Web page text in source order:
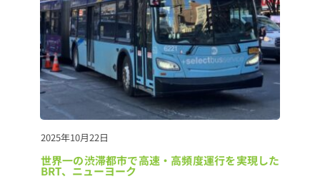
2025年10月22日
世界一の渋滞都市で高速・高頻度運行を実現した
BRT、ニューヨーク